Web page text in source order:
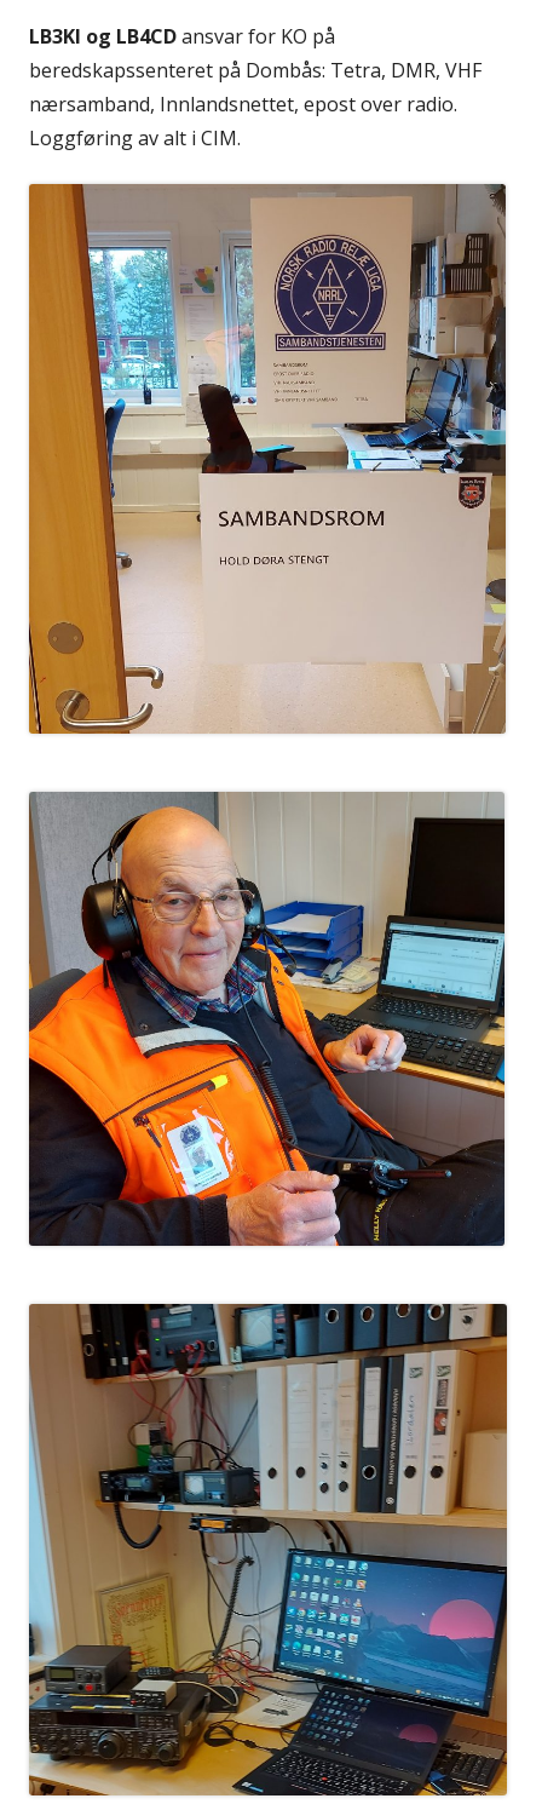
LB3KI og LB4CDansvar for KO på
beredskapssenteret på Dombås: Tetra, DMR, VHF
nærsamband, Innlandsnettet, epost over radio.
Loggføring av alt i CIM.